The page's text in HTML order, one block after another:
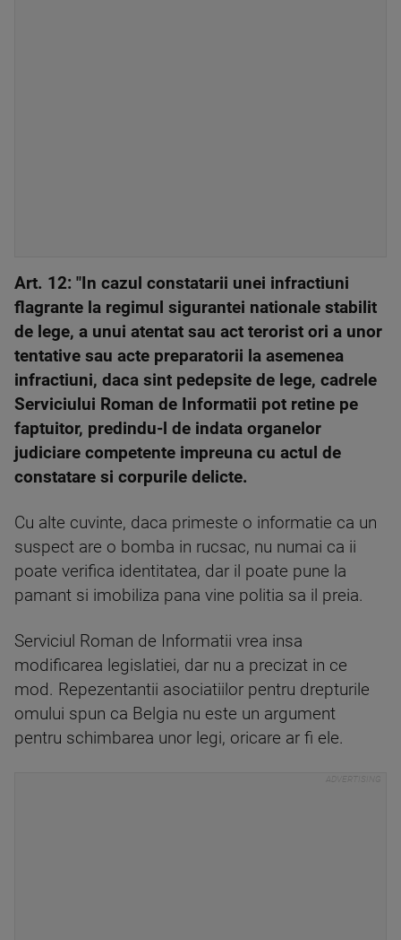
Art. 12: "In cazul constatarii unei infractiuni
flagrante la regimul sigurantei nationale stabilit
de lege, a unui atentat sau act terorist ori a unor
tentative sau acte preparatorii la asemenea
infractiuni, daca sint pedepsite de lege, cadrele
Serviciului Roman de Informatii pot retine pe
faptuitor, predindu-l de indata organelor
judiciare competente impreuna cu actul de
constatare si corpurile delicte.
Cu alte cuvinte, daca primeste o informatie ca un
suspect are o bomba in rucsac, nu numai ca ii
poate verifica identitatea, dar il poate pune la
pamant si imobiliza pana vine politia sa il preia.
Serviciul Roman de Informatii vrea insa
modificarea legislatiei, dar nu a precizat in ce
mod. Repezentantii asociatiilor pentru drepturile
omului spun ca Belgia nu este un argument
pentru schimbarea unor legi, oricare ar fi ele.